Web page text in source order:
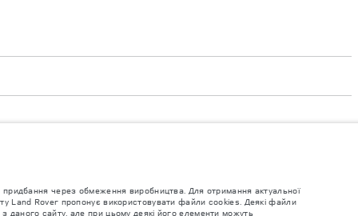
через обмеження виробництва. Для отримання актуальної
Land Rover пропонує використовувати файли cookies. Деякі файли
даного сайту, але при цьому деякі його елементи можуть